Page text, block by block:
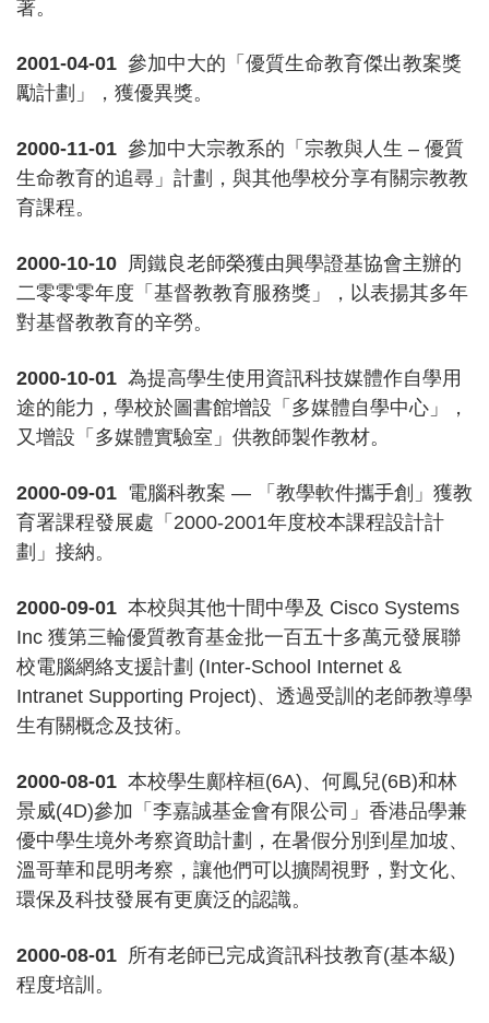
著。
2001-04-01 參加中大的「優質生命教育傑出教案獎
勵計劃」，獲優異獎。
2000-11-01 參加中大宗教系的「宗教與人生 – 優質
生命教育的追尋」計劃，與其他學校分享有關宗教教
育課程。
2000-10-10 周鐵良老師榮獲由興學證基協會主辦的
二零零零年度「基督教教育服務獎」，以表揚其多年
對基督教教育的辛勞。
2000-10-01 為提高學生使用資訊科技媒體作自學用
途的能力，學校於圖書館增設「多媒體自學中心」，
又增設「多媒體實驗室」供教師製作教材。
2000-09-01 電腦科教案 — 「教學軟件攜手創」獲教
育署課程發展處「2000-2001年度校本課程設計計
劃」接納。
2000-09-01 本校與其他十間中學及 Cisco Systems
Inc 獲第三輪優質教育基金批一百五十多萬元發展聯
校電腦網絡支援計劃 (Inter-School Internet &
Intranet Supporting Project)、透過受訓的老師教導學
生有關概念及技術。
2000-08-01 本校學生鄺梓桓(6A)、何鳳兒(6B)和林
景威(4D)參加「李嘉誠基金會有限公司」香港品學兼
優中學生境外考察資助計劃，在暑假分別到星加坡、
溫哥華和昆明考察，讓他們可以擴闊視野，對文化、
環保及科技發展有更廣泛的認識。
2000-08-01 所有老師已完成資訊科技教育(基本級)
程度培訓。